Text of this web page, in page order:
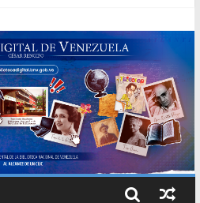
gráfico]
de Venezuela año CXXXIII Mes V,
N° 38.394
de Modesta Bor